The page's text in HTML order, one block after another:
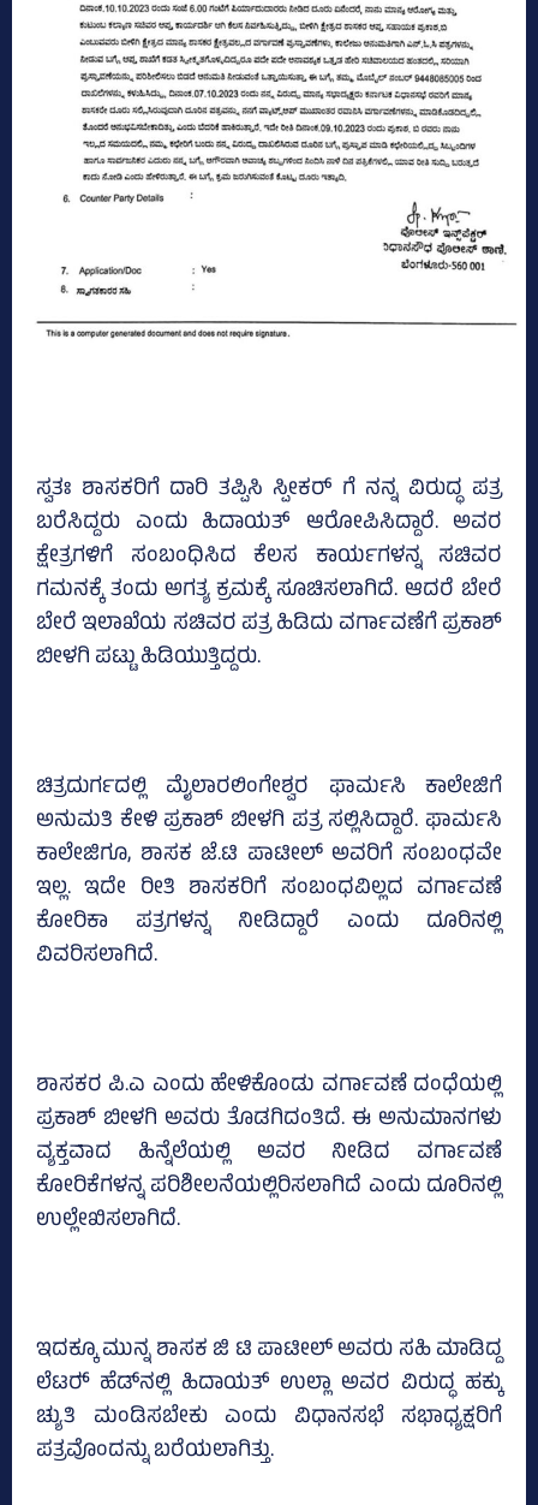
ಸ್ವತಃ ಶಾಸಕರಿಗೆ ದಾರಿ ತಪ್ಪಿಸಿ ಸ್ಪೀಕರ್ ಗೆ ನನ್ನ ವಿರುದ್ಧ ಪತ್ರ
ಬರೆಸಿದ್ದರು ಎಂದು ಹಿದಾಯತ್ ಆರೋಪಿಸಿದ್ದಾರೆ. ಅವರ
ಕ್ಷೇತ್ರಗಳಿಗೆ ಸಂಬಂಧಿಸಿದ ಕೆಲಸ ಕಾರ್ಯಗಳನ್ನ ಸಚಿವರ
ಗಮನಕ್ಕೆ ತಂದು ಅಗತ್ಯ ಕ್ರಮಕ್ಕೆ ಸೂಚಿಸಲಾಗಿದೆ. ಆದರೆ ಬೇರೆ
ಬೇರೆ ಇಲಾಖೆಯ ಸಚಿವರ ಪತ್ರ ಹಿಡಿದು ವರ್ಗಾವಣೆಗೆ ಪ್ರಕಾಶ್
ಬೀಳಗಿ ಪಟ್ಟು ಹಿಡಿಯುತ್ತಿದ್ದರು.
ಚಿತ್ರದುರ್ಗದಲ್ಲಿ ಮೈಲಾರಲಿಂಗೇಶ್ವರ ಫಾರ್ಮಸಿ ಕಾಲೇಜಿಗೆ
ಅನುಮತಿ ಕೇಳಿ ಪ್ರಕಾಶ್ ಬೀಳಗಿ ಪತ್ರ ಸಲ್ಲಿಸಿದ್ದಾರೆ. ಫಾರ್ಮಸಿ
ಕಾಲೇಜಿಗೂ, ಶಾಸಕ ಜೆ.ಟಿ ಪಾಟೀಲ್ ಅವರಿಗೆ ಸಂಬಂಧವೇ
ಇಲ್ಲ. ಇದೇ ರೀತಿ ಶಾಸಕರಿಗೆ ಸಂಬಂಧವಿಲ್ಲದ ವರ್ಗಾವಣೆ
ಕೋರಿಕಾ ಪತ್ರಗಳನ್ನ ನೀಡಿದ್ದಾರೆ ಎಂದು ದೂರಿನಲ್ಲಿ
ವಿವರಿಸಲಾಗಿದೆ.
ಶಾಸಕರ ಪಿ.ಎ ಎಂದು ಹೇಳಿಕೊಂಡು ವರ್ಗಾವಣೆ ದಂಧೆಯಲ್ಲಿ
ಪ್ರಕಾಶ್ ಬೀಳಗಿ ಅವರು ತೊಡಗಿದಂತಿದೆ. ಈ ಅನುಮಾನಗಳು
ವ್ಯಕ್ತವಾದ ಹಿನ್ನೆಲೆಯಲ್ಲಿ ಅವರ ನೀಡಿದ ವರ್ಗಾವಣೆ
ಕೋರಿಕೆಗಳನ್ನ ಪರಿಶೀಲನೆಯಲ್ಲಿರಿಸಲಾಗಿದೆ ಎಂದು ದೂರಿನಲ್ಲಿ
ಉಲ್ಲೇಖಿಸಲಾಗಿದೆ.
ಇದಕ್ಕೂ ಮುನ್ನ ಶಾಸಕ ಜಿ ಟಿ ಪಾಟೀಲ್‌ ಅವರು ಸಹಿ ಮಾಡಿದ್ದ
ಲೆಟರ್‍‌ ಹೆಡ್‌ನಲ್ಲಿ ಹಿದಾಯತ್‌ ಉಲ್ಲಾ ಅವರ ವಿರುದ್ಧ ಹಕ್ಕು
ಚ್ಯುತಿ ಮಂಡಿಸಬೇಕು ಎಂದು ವಿಧಾನಸಭೆ ಸಭಾಧ್ಯಕ್ಷರಿಗೆ
ಪತ್ರವೊಂದನ್ನು ಬರೆಯಲಾಗಿತ್ತು.